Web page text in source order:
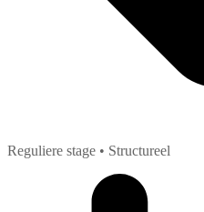
Reguliere stage • Structureel